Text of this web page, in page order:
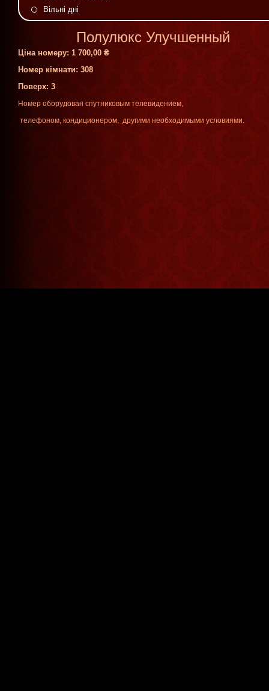
Вільні дні
Полулюкс Улучшенный
Ціна номеру: 1 700,00 ₴
Номер кімнати: 308
Поверх: 3
Номер оборудован спутниковым телевидением,
телефоном, кондиционером, другими необходимыми условиями.